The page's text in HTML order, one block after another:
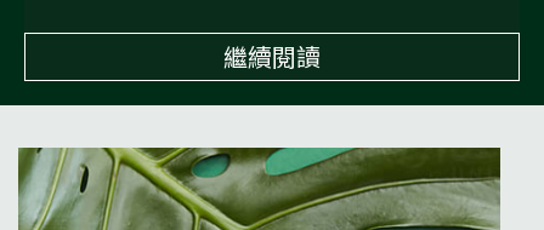
繼續閱讀